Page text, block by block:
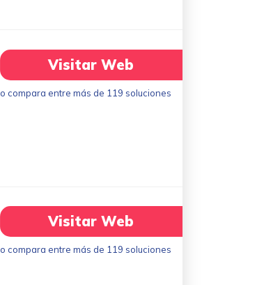
Visitar Web
o compara entre más de 119 soluciones
Visitar Web
o compara entre más de 119 soluciones